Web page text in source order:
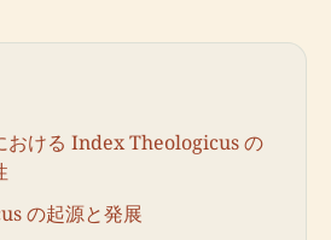
おける Index Theologicus の
の起源と発展